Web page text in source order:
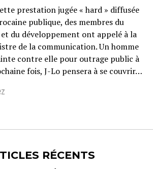
prestation jugée « hard » diffusée
publique, des membres du
du développement ont appelé à la
de la communication. Un homme
contre elle pour outrage public à
fois, J-Lo pensera à se couvrir…
RÉCENTS